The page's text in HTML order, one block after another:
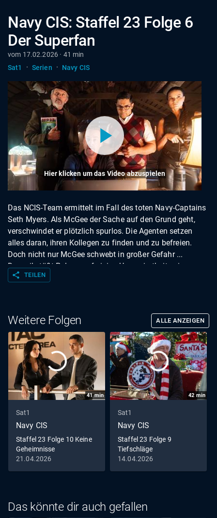
Navy CIS: Staffel 23 Folge 6
Der Superfan
vom 17.02.2026 · 41 min
Sat1
· Serien · Navy CIS
Hier klicken um das Video abzuspielen
Das NCIS-Team ermittelt im Fall des toten Navy-Captains
Seth Myers. Als McGee der Sache auf den Grund geht,
verschwindet er plötzlich spurlos. Die Agenten setzen
alles daran, ihren Kollegen zu finden und zu befreien.
Doch nicht nur McGee schwebt in großer Gefahr ...
Derweil stößt Palmer auf einige Ungereimtheiten im
Autopsiebericht von Parkers Mutter.
share TEILEN
Weitere Folgen ALLE ANZEIGEN
41min
Sat1
Navy CIS
Staffel 23 Folge 10 Keine
Geheimnisse
21.04.2026
42 min
Sat1
Navy CIS
Staffel 23 Folge 9
Tiefschläge
14.04.2026
Das könnte dir auch gefallen